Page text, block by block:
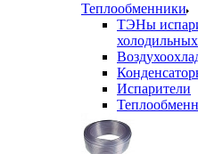
Теплообменники
ТЭНы
Испарители